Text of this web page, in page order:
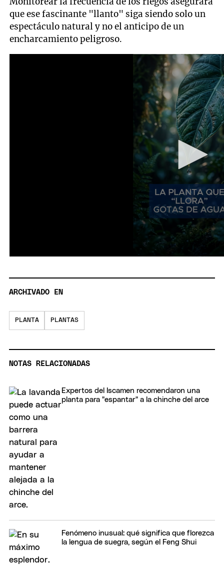
que ese fascinante "llanto" siga siendo solo un
espectáculo natural y no el anticipo de un
encharcamiento peligroso.
ARCHIVADO EN
PLANTA PLANTAS
NOTAS RELACIONADAS
Expertos del Iscamen recomendaron una
planta para "espantar" a la chinche del arce
Fenómeno inusual: qué significa que florezca
la lengua de suegra, según el Feng Shui